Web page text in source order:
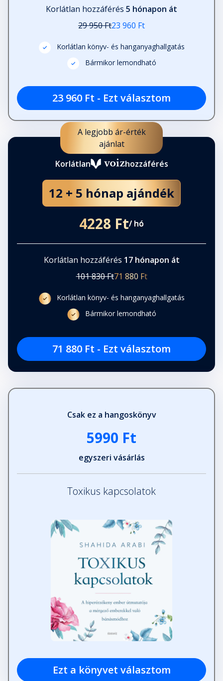
Korlátlan hozzáférés 5 hónapon át
29 950 Ft23 960 Ft
Korlátlan könyv- és hanganyaghallgatás
Bármikor lemondható
23 960 Ft - Ezt választom
A legjobb ár-érték
ajánlat
Korlátlan
hozzáférés
12 + 5 hónap ajándék
4228 Ft/ hó
Korlátlan hozzáférés 17 hónapon át
101 830 Ft71 880 Ft
Korlátlan könyv- és hanganyaghallgatás
Bármikor lemondható
71 880 Ft - Ezt választom
Csak ez a hangoskönyv
5990 Ft
egyszeri vásárlás
Toxikus kapcsolatok
Ezt a könyvet választom